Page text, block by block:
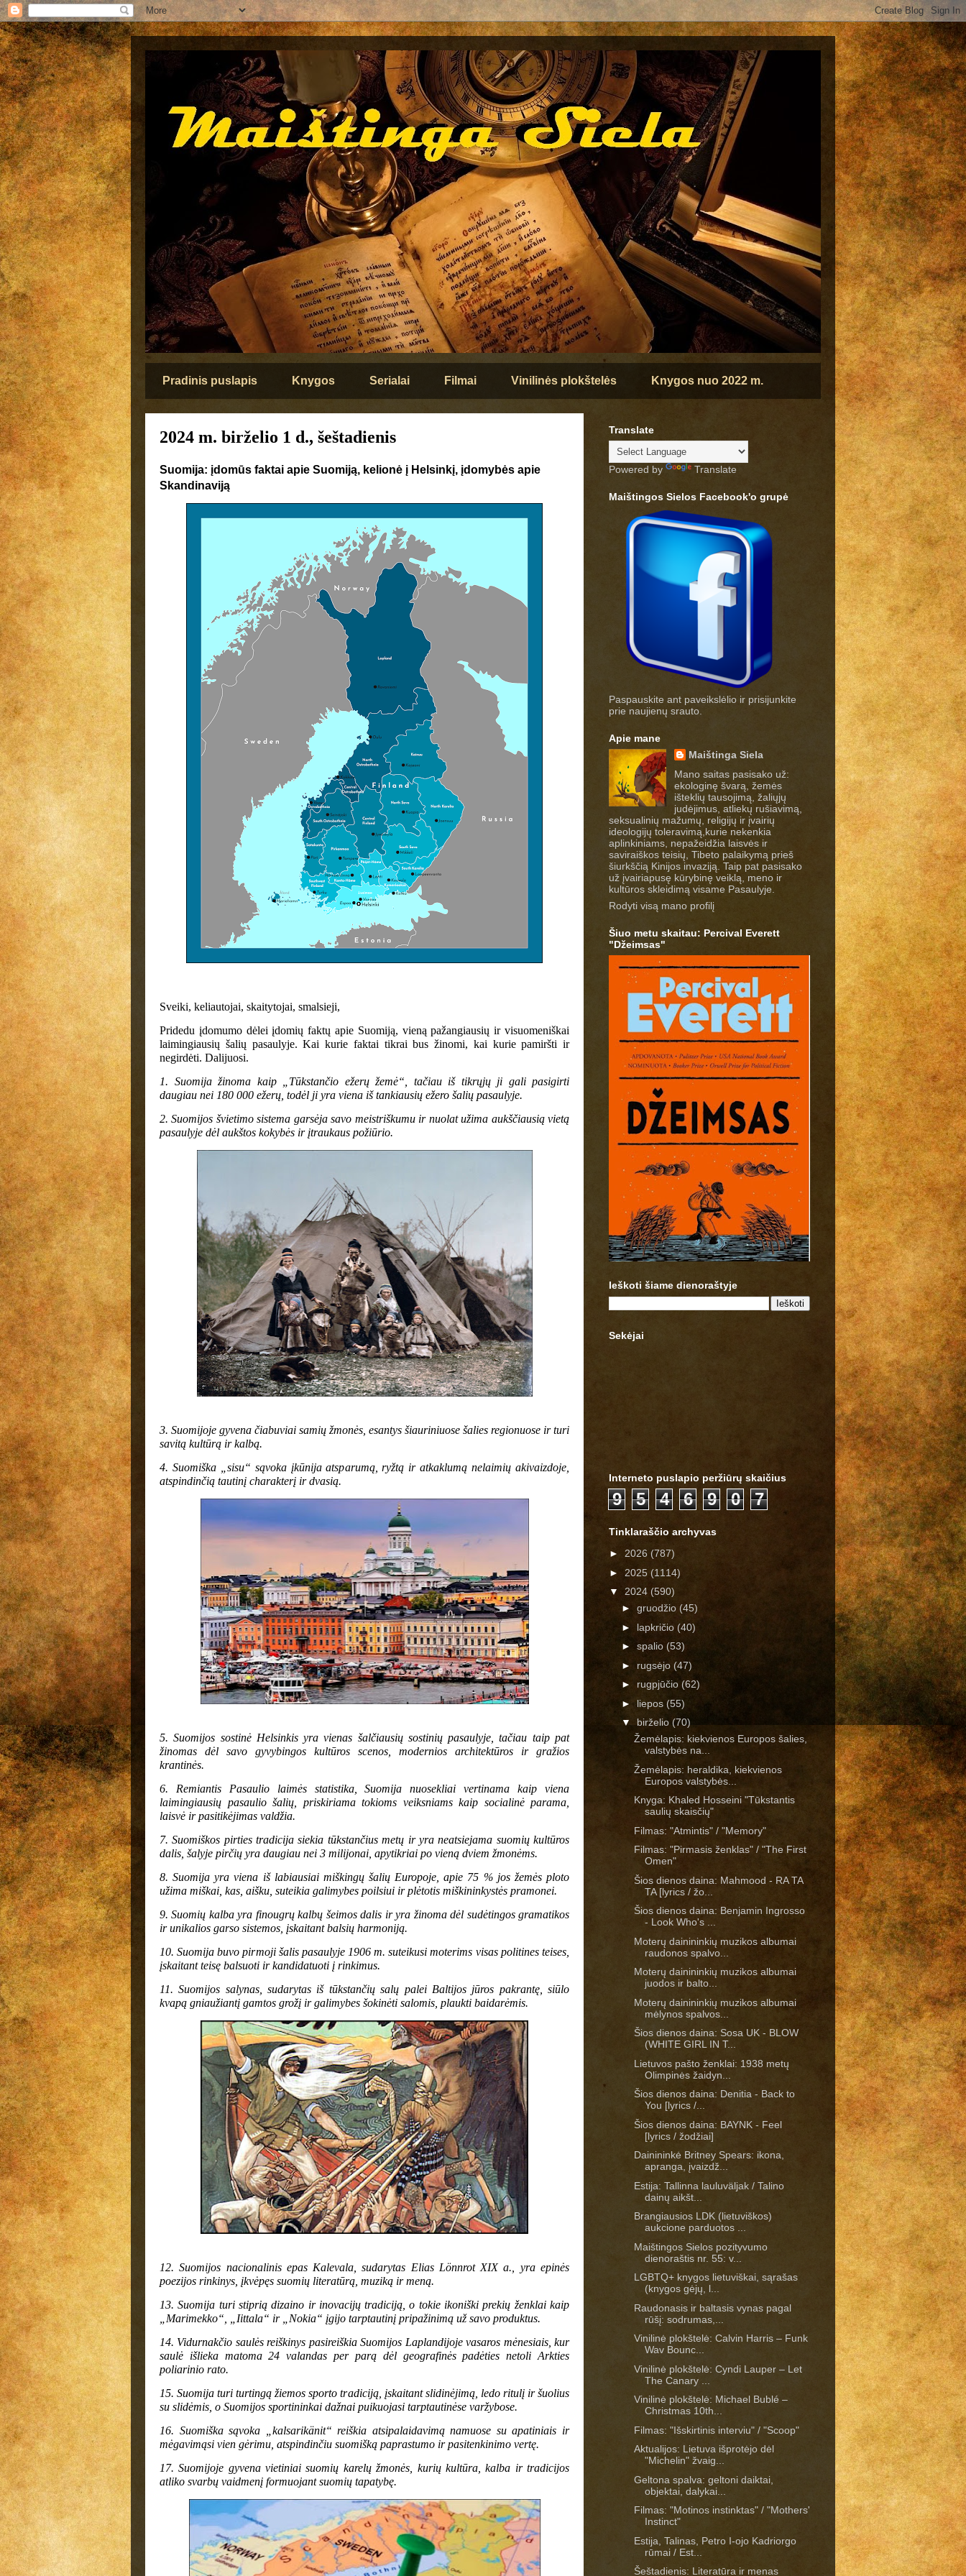
Pradinis puslapis Knygos Serialai Filmai Vinilinės plokštelės Knygos nuo 2022 m.
2024 m. birželio 1 d., šeštadienis
Suomija: įdomūs faktai apie Suomiją, kelionė į Helsinkį, įdomybės apie
Skandinaviją
Sveiki, keliautojai, skaitytojai, smalsieji,
Pridedu įdomumo dėlei įdomių faktų apie Suomiją, vieną pažangiausių ir visuomeniškai
laimingiausių šalių pasaulyje. Kai kurie faktai tikrai bus žinomi, kai kurie pamiršti ir
negirdėti. Dalijuosi.
1. Suomija žinoma kaip „Tūkstančio ežerų žemė“, tačiau iš tikrųjų ji gali pasigirti
daugiau nei 180 000 ežerų, todėl ji yra viena iš tankiausių ežero šalių pasaulyje.
2. Suomijos švietimo sistema garsėja savo meistriškumu ir nuolat užima aukščiausią vietą
pasaulyje dėl aukštos kokybės ir įtraukaus požiūrio.
3. Suomijoje gyvena čiabuviai samių žmonės, esantys šiauriniuose šalies regionuose ir turi
savitą kultūrą ir kalbą.
4. Suomiška „sisu“ sąvoka įkūnija atsparumą, ryžtą ir atkaklumą nelaimių akivaizdoje,
atspindinčią tautinį charakterį ir dvasią.
5. Suomijos sostinė Helsinkis yra vienas šalčiausių sostinių pasaulyje, tačiau taip pat
žinomas dėl savo gyvybingos kultūros scenos, modernios architektūros ir gražios
krantinės.
6. Remiantis Pasaulio laimės statistika, Suomija nuosekliai vertinama kaip viena
laimingiausių pasaulio šalių, priskiriama tokioms veiksniams kaip socialinė parama,
laisvė ir pasitikėjimas valdžia.
7. Suomiškos pirties tradicija siekia tūkstančius metų ir yra neatsiejama suomių kultūros
dalis, šalyje pirčių yra daugiau nei 3 milijonai, apytikriai po vieną dviem žmonėms.
8. Suomija yra viena iš labiausiai miškingų šalių Europoje, apie 75 % jos žemės ploto
užima miškai, kas, aišku, suteikia galimybes poilsiui ir plėtotis miškininkystės pramonei.
9. Suomių kalba yra finougrų kalbų šeimos dalis ir yra žinoma dėl sudėtingos gramatikos
ir unikalios garso sistemos, įskaitant balsių harmoniją.
10. Suomija buvo pirmoji šalis pasaulyje 1906 m. suteikusi moterims visas politines teises,
įskaitant teisę balsuoti ir kandidatuoti į rinkimus.
11. Suomijos salynas, sudarytas iš tūkstančių salų palei Baltijos jūros pakrantę, siūlo
kvapą gniaužiantį gamtos grožį ir galimybes šokinėti salomis, plaukti baidarėmis.
12. Suomijos nacionalinis epas Kalevala, sudarytas Elias Lönnrot XIX a., yra epinės
poezijos rinkinys, įkvėpęs suomių literatūrą, muziką ir meną.
13. Suomija turi stiprią dizaino ir inovacijų tradiciją, o tokie ikoniški prekių ženklai kaip
„Marimekko“, „Iittala“ ir „Nokia“ įgijo tarptautinį pripažinimą už savo produktus.
14. Vidurnakčio saulės reiškinys pasireiškia Suomijos Laplandijoje vasaros mėnesiais, kur
saulė išlieka matoma 24 valandas per parą dėl geografinės padėties netoli Arkties
poliarinio rato.
15. Suomija turi turtingą žiemos sporto tradiciją, įskaitant slidinėjimą, ledo ritulį ir šuolius
su slidėmis, o Suomijos sportininkai dažnai puikuojasi tarptautinėse varžybose.
16. Suomiška sąvoka „kalsarikänit“ reiškia atsipalaidavimą namuose su apatiniais ir
mėgavimąsi vien gėrimu, atspindinčiu suomišką paprastumo ir pasitenkinimo vertę.
17. Suomijoje gyvena vietiniai suomių karelų žmonės, kurių kultūra, kalba ir tradicijos
atliko svarbų vaidmenį formuojant suomių tapatybę.
Translate
Powered by Translate
Maištingos Sielos Facebook'o grupė
Paspauskite ant paveikslėlio ir prisijunkite
prie naujienų srauto.
Apie mane
Maištinga Siela
Mano saitas pasisako už:
ekologinę švarą, žemės
išteklių tausojimą, žaliųjų
judėjimus, atliekų rušiavimą,
seksualinių mažumų, religijų ir įvairių
ideologijų toleravimą,kurie nekenkia
aplinkiniams, nepažeidžia laisvės ir
saviraiškos teisių, Tibeto palaikymą prieš
šiurkščią Kinijos invaziją. Taip pat pasisako
už įvairiapusę kūrybinę veiklą, meno ir
kultūros skleidimą visame Pasaulyje.
Rodyti visą mano profilį
Šiuo metu skaitau: Percival Everett
"Džeimsas"
Ieškoti šiame dienoraštyje
Sekėjai
Interneto puslapio peržiūrų skaičius
9 5 4 6 9 0 7
Tinklaraščio archyvas
► 2026 (787)
► 2025 (1114)
▼ 2024 (590)
► gruodžio (45)
► lapkričio (40)
► spalio (53)
► rugsėjo (47)
► rugpjūčio (62)
►liepos (55)
▼ birželio (70)
Žemėlapis: kiekvienos Europos šalies,
valstybės na...
Žemėlapis: heraldika, kiekvienos
Europos valstybės...
Knyga: Khaled Hosseini "Tūkstantis
saulių skaisčių"
Filmas: "Atmintis" / "Memory"
Filmas: "Pirmasis ženklas" / "The First
Omen"
Šios dienos daina: Mahmood - RA TA
TA [lyrics / žo...
Šios dienos daina: Benjamin Ingrosso
- Look Who's ...
Moterų dainininkių muzikos albumai
raudonos spalvo...
Moterų dainininkių muzikos albumai
juodos ir balto...
Moterų dainininkių muzikos albumai
mėlynos spalvos...
Šios dienos daina: Sosa UK - BLOW
(WHITE GIRL IN T...
Lietuvos pašto ženklai: 1938 metų
Olimpinės žaidyn...
Šios dienos daina: Denitia - Back to
You [lyrics /...
Šios dienos daina: BAYNK - Feel
[lyrics / žodžiai]
Dainininkė Britney Spears: ikona,
apranga, įvaizdž...
Estija: Tallinna lauluväljak / Talino
dainų aikšt...
Brangiausios LDK (lietuviškos)
aukcione parduotos ...
Maištingos Sielos pozityvumo
dienoraštis nr. 55: v...
LGBTQ+ knygos lietuviškai, sąrašas
(knygos gėjų, l...
Raudonasis ir baltasis vynas pagal
rūšį: sodrumas,...
Vinilinė plokštelė: Calvin Harris – Funk
Wav Bounc...
Vinilinė plokštelė: Cyndi Lauper – Let
The Canary ...
Vinilinė plokštelė: Michael Bublé –
Christmas 10th...
Filmas: "Išskirtinis interviu" / "Scoop"
Aktualijos: Lietuva išprotėjo dėl
"Michelin" žvaig...
Geltona spalva: geltoni daiktai,
objektai, dalykai...
Filmas: "Motinos instinktas" / "Mothers'
Instinct"
Estija, Talinas, Petro I-ojo Kadriorgo
rūmai / Est...
Šeštadienis: Literatūra ir menas